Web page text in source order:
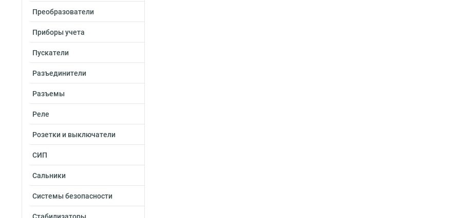
Преобразователи
Приборы учета
Пускатели
Разъединители
Разъемы
Реле
Розетки и выключатели
СИП
Сальники
Системы безопасности